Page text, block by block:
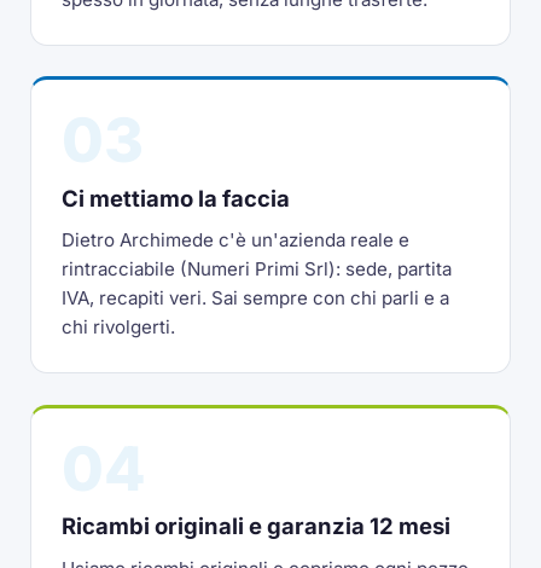
Ci mettiamo la faccia
Dietro Archimede c'è un'azienda reale e
rintracciabile (Numeri Primi Srl): sede, partita
IVA, recapiti veri. Sai sempre con chi parli e a
chi rivolgerti.
Ricambi originali e garanzia 12 mesi